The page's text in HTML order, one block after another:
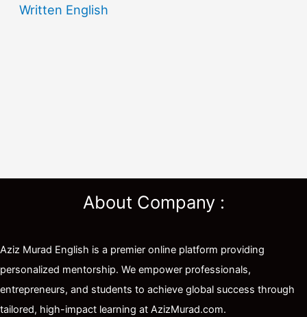
Written English
About Company :
Aziz Murad English is a premier online platform providing
personalized mentorship. We empower professionals,
entrepreneurs, and students to achieve global success through
tailored, high-impact learning at AzizMurad.com.